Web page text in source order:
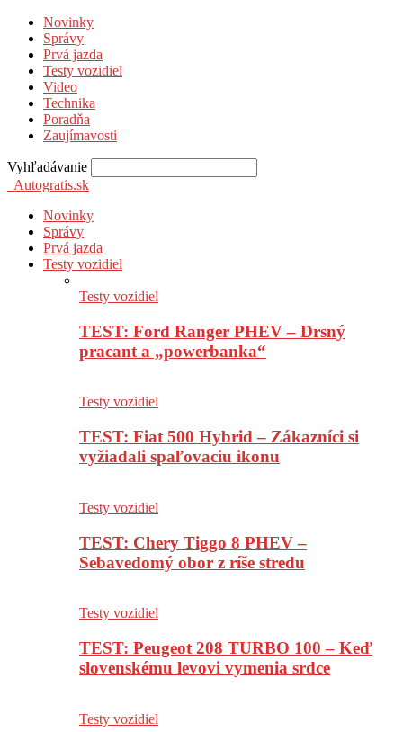
Novinky
Správy
Prvá jazda
Testy vozidiel
Video
Technika
Poradňa
Zaujímavosti
Vyhľadávanie
Autogratis.sk
Novinky
Správy
Prvá jazda
Testy vozidiel
Testy vozidiel
TEST: Ford Ranger PHEV – Drsný
pracant a „powerbanka“
Testy vozidiel
TEST: Fiat 500 Hybrid – Zákazníci si
vyžiadali spaľovaciu ikonu
Testy vozidiel
TEST: Chery Tiggo 8 PHEV –
Sebavedomý obor z ríše stredu
Testy vozidiel
TEST: Peugeot 208 TURBO 100 – Keď
slovenskému levovi vymenia srdce
Testy vozidiel